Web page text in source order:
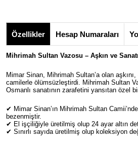
Özellikler Hesap Numaraları
Mihrimah Sultan Vazosu – Aşkın ve
Mimar Sinan, Mihrimah Sultan’a olan
camilerle ölümsüzleştirdi. Mihrimah Sultan
Osmanlı sanatının zarafetini yansıtan özel
✔ Mimar Sinan’ın Mihrimah Sultan
bezenmiştir.
✔ El işçiliğiyle üretilmiş olup 24 ayar altın
✔ Sınırlı sayıda üretilmiş olup koleksiyon